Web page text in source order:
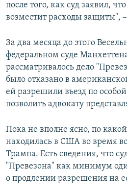
после того, как суд заявил,
возместит расходы защиты",
За два месяца до этого
федеральном суде
рассматривалось дело
было отказано в
ей разрешили въезд по
позволить адвокату
Пока не вполне ясно, по
находилась в США во время
Трампа. Есть сведения, что
"Превезона" как минимум
о продлении разрешения на